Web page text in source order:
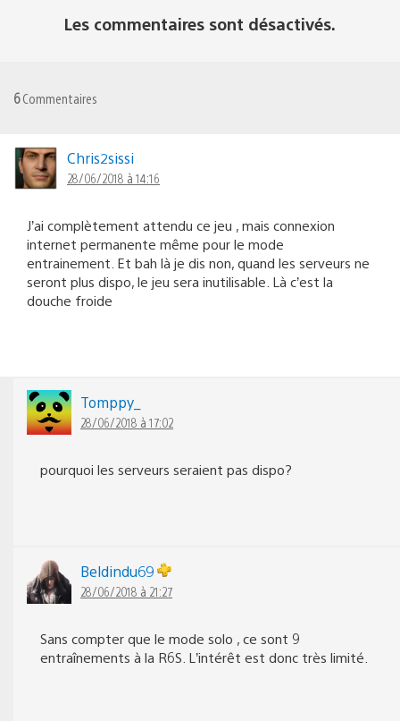
Les commentaires sont désactivés.
6Commentaires
Chris2sissi
28/06/2018 à 14:16
J’ai complètement attendu ce jeu , mais connexion
internet permanente même pour le mode
entrainement. Et bah là je dis non, quand les serveurs ne
seront plus dispo, le jeu sera inutilisable. Là c’est la
douche froide
Tomppy_
28/06/2018 à 17:02
pourquoi les serveurs seraient pas dispo?
Beldindu69
28/06/2018 à 21:27
Sans compter que le mode solo , ce sont 9
entraînements à la R6S. L’intérêt est donc très limité.